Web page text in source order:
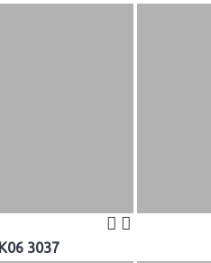
K06 3037